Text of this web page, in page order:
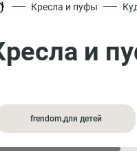
Кресла и пуфы
и
frendom.для детей